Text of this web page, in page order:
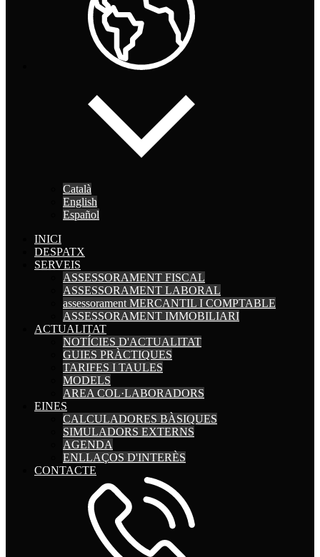
Català
English
Español
INICI
DESPATX
SERVEIS
ASSESSORAMENT FISCAL
ASSESSORAMENT LABORAL
assessorament MERCANTIL I COMPTABLE
ASSESSORAMENT IMMOBILIARI
ACTUALITAT
NOTÍCIES D'ACTUALITAT
GUIES PRÀCTIQUES
TARIFES I TAULES
MODELS
AREA COL·LABORADORS
EINES
CALCULADORES BÀSIQUES
SIMULADORS EXTERNS
AGENDA
ENLLAÇOS D'INTERÈS
CONTACTE